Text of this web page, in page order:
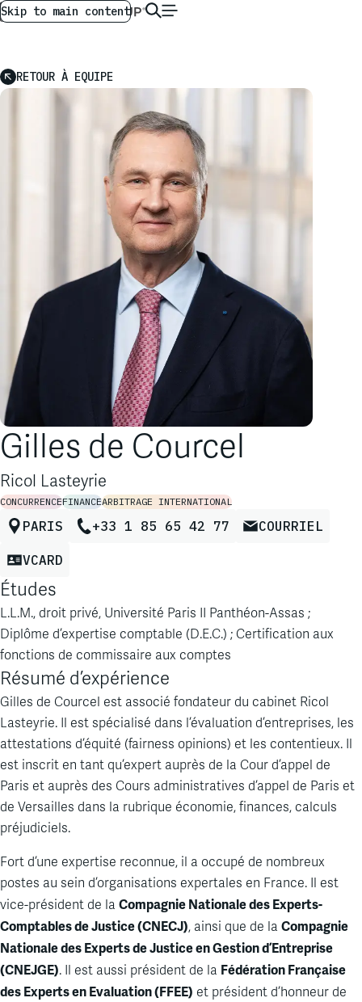
Skip to main content
AG GLOBAL FR
RETOUR À EQUIPE
Gilles de Courcel
Ricol Lasteyrie
CONCURRENCEFINANCEARBITRAGE INTERNATIONAL
PARIS +33 1 85 65 42 77 COURRIEL
VCARD
Études
L.L.M., droit privé, Université Paris II Panthéon-Assas ;
Diplôme d’expertise comptable (D.E.C.) ; Certification aux
fonctions de commissaire aux comptes
Résumé d’expérience
Gilles de Courcel est associé fondateur du cabinet Ricol
Lasteyrie. Il est spécialisé dans l’évaluation d’entreprises, les
attestations d’équité (fairness opinions) et les contentieux. Il
est inscrit en tant qu’expert auprès de la Cour d’appel de
Paris et auprès des Cours administratives d’appel de Paris et
de Versailles dans la rubrique économie, finances, calculs
préjudiciels.
Fort d’une expertise reconnue, il a occupé de nombreux
postes au sein d’organisations expertales en France. Il est
vice-président de la Compagnie Nationale des Experts-
Comptables de Justice (CNECJ), ainsi que de la Compagnie
Nationale des Experts de Justice en Gestion d’Entreprise
(CNEJGE). Il est aussi président de la Fédération Française
des Experts en Evaluation (FFEE) et président d’honneur de